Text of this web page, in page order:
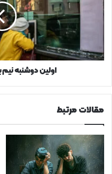
چطور
گذشت؟
اولین دوشنبه
مقالات مرتبط